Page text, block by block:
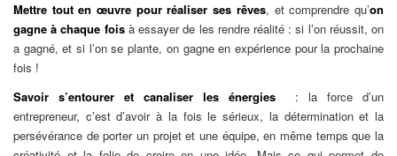
Mettre tout en œuvre pour réaliser ses rêves, et comprendre qu’on
gagne à chaque foisà essayer de les rendre réalité : si l’on réussit, on
a gagné, et si l’on se plante, on gagne en expérience pour la prochaine
fois !
Savoir s’entourer et canaliser les énergies
: la force d’un
entrepreneur, c’est d’avoir à la fois le sérieux, la détermination et la
persévérance de porter un projet et une équipe, en même temps que la